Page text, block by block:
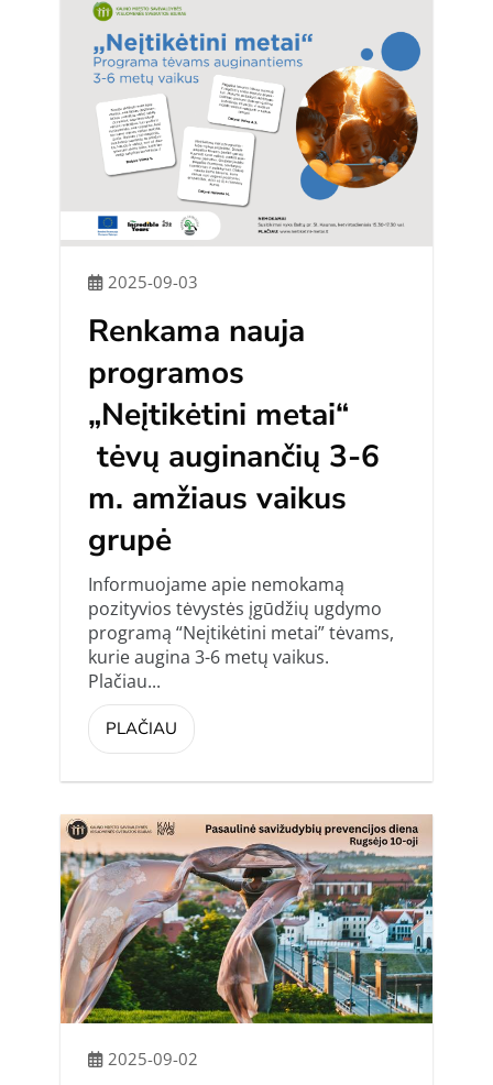
2025-09-03
Renkama nauja
programos
„Neįtikėtini metai“
tėvų auginančių 3-6
m. amžiaus vaikus
grupė
Informuojame apie nemokamą
pozityvios tėvystės įgūdžių ugdymo
programą “Neįtikėtini metai” tėvams,
kurie augina 3-6 metų vaikus.
Plačiau...
PLAČIAU
2025-09-02